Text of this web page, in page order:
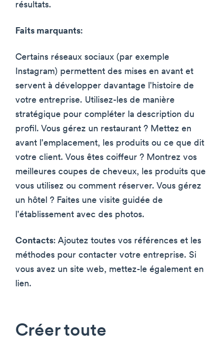
résultats.
Faits marquants:
Certains réseaux sociaux (par exemple
Instagram) permettent des mises en avant et
servent à développer davantage l'histoire de
votre entreprise. Utilisez-les de manière
stratégique pour compléter la description du
profil. Vous gérez un restaurant ? Mettez en
avant l'emplacement, les produits ou ce que dit
votre client. Vous êtes coiffeur ? Montrez vos
meilleures coupes de cheveux, les produits que
vous utilisez ou comment réserver. Vous gérez
un hôtel ? Faites une visite guidée de
l'établissement avec des photos.
Contacts: Ajoutez toutes vos références et les
méthodes pour contacter votre entreprise. Si
vous avez un site web, mettez-le également en
lien.
Créer toute